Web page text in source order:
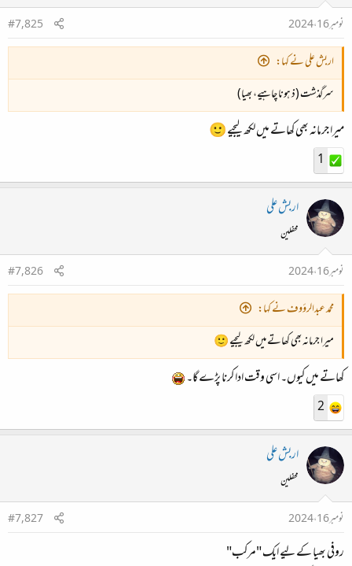
نومبر 16، 2024
#7,825
اربش علی نے کہا:
سرگذشت (ذ ہونا چاہیے، بھیا)
میرا جرمانہ بھی کھاتے میں لکھ لیجیے 🙂
1
اربش علی
محفلین
نومبر 16، 2024
#7,826
محمد عبدالرؤوف نے کہا:
میرا جرمانہ بھی کھاتے میں لکھ لیجیے 🙂
کھاتے میں کیوں۔ اسی وقت ادا کرنا پڑے گا۔
2
اربش علی
محفلین
نومبر 16، 2024
#7,827
روفی بھیا کے لیے ایک "مرکب"